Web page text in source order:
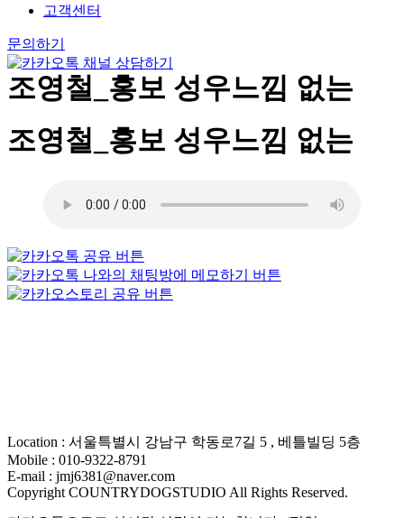
고객센터
문의하기
조영철_홍보 성우느낌 없는
조영철_홍보 성우느낌 없는
Location : 서울특별시 강남구 학동로7길 5 , 베틀빌딩 5층
Mobile : 010-9322-8791
E-mail : jmj6381@naver.com
Copyright COUNTRYDOGSTUDIO All Rights Reserved.